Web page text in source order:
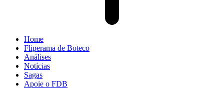
Home
Fliperama de Boteco
Análises
Notícias
Sagas
Apoie o FDB